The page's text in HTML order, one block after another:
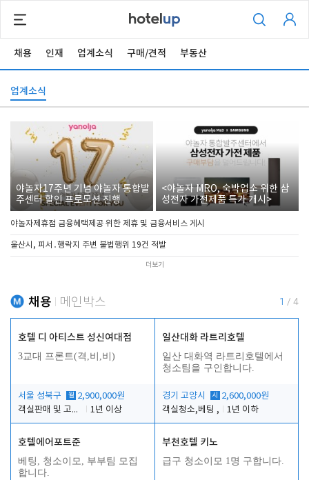
채용 인재 업계소식 구매/견적 부동산
업계소식
야놀자17주년 기념 야놀자 통합발
주센터 할인 프로모션 진행
<야놀자 MRO, 숙박업소 위한 삼
성전자 가전제품 특가 개시>
야놀자제휴점 금융혜택제공 위한 제휴 및 금융서비스 게시
울산시, 피서․행락지 주변 불법행위 19건 적발
더보기
채용 메인박스 1 / 4
호텔 디 아티스트 성신여대점
3교대 프론트(격,비,비)
서울 성북구 월 2,900,000원
객실판매 및 고객응대
1년 이상
일산대화 라트리호텔
일산 대화역 라트리호텔에서
청소팀을 구인합니다.
경기 고양시 시
2,600,000원
객실청소,베팅 ,
1년 이하
호텔에어포트준
베팅, 청소이모, 부부팀 모집
합니다.
부천호텔 키노
급구 청소이모 1명 구합니다.